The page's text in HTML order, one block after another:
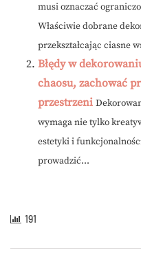
musi oznaczać
Właściwie dobrane
przekształcając ciasne
Błędy w
chaosu, zachować
przestrzeni
wymaga nie tylko
estetyki i
prowadzić...
191